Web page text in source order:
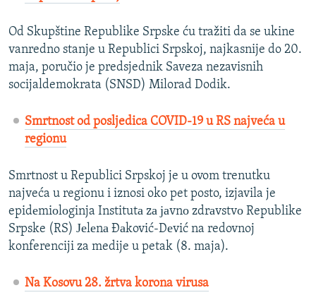
Od Skupštine Republike Srpske ću tražiti da se ukine
vanredno stanje u Republici Srpskoj, najkasnije do 20.
maja, poručio je predsjednik Saveza nezavisnih
socijaldemokrata (SNSD) Milorad Dodik.
Smrtnost od posljedica COVID-19 u RS najveća u
regionu
Smrtnost u Republici Srpskoj je u ovom trenutku
najveća u regionu i iznosi oko pet posto, izjavila je
epidеmiоlоginja Institutа zа јаvnо zdrаvstvо Republike
Srpske (RS) Јеlеnа Đаković-Dеvić na redovnoj
konferenciji za medije u petak (8. maja).
Na Kosovu 28. žrtva korona virusa